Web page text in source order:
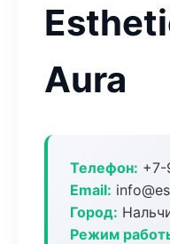
Aura
Телефон: +7-
Email:
Город:
Режим